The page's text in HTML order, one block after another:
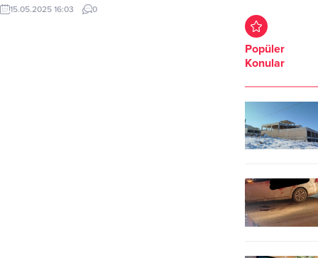
Acil Durum Yönetimi Başkanlığı
(AFAD) sosyal medya hesabından
15.05.2025 16:03 0
Popüler
Konular